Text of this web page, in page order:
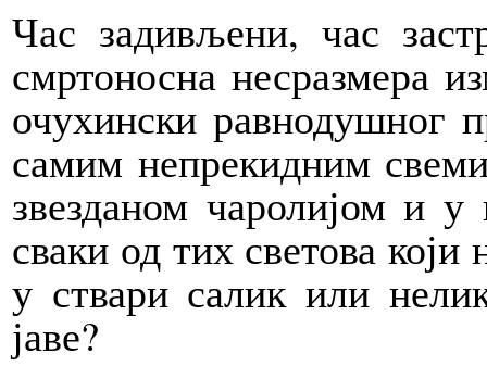
Час задивљени, час
смртоносна несразмера
очухински равнодушног
самим непрекидним
звезданом чаролијом и
сваки од тих светова
у ствари салик или
јаве?